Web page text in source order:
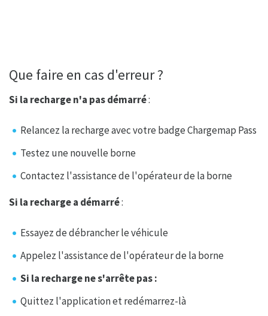
Que faire en cas d'erreur ?
Si la recharge n'a pas démarré:
Relancez la recharge avec votre badge Chargemap Pass
Testez une nouvelle borne
Contactez l'assistance de l'opérateur de la borne
Si la recharge a démarré:
Essayez de débrancher le véhicule
Appelez l'assistance de l'opérateur de la borne
Si la recharge ne s'arrête pas :
Quittez l'application et redémarrez-là